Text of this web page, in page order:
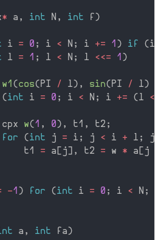
* a , int N , int f )
i = 0 ; i < N ; i += 1 ) if (i
l = 1 ; l < N ; l <<= 1 )
w1 (cos(PI / l) , sin(PI / l)
(int i = 0 ; i < N ; i += (l <<
cpx
w(1 , 0) , t1 , t2 ;
for
(int j = i ; j < i + l ; j
t1
= a [ j] , t2 = w * a [ j
-1 ) for (int i = 0 ; i < N ;
a , int fa)